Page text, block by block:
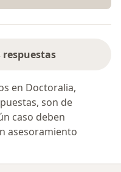
en Doctoralia,
son de
caso deben
asesoramiento